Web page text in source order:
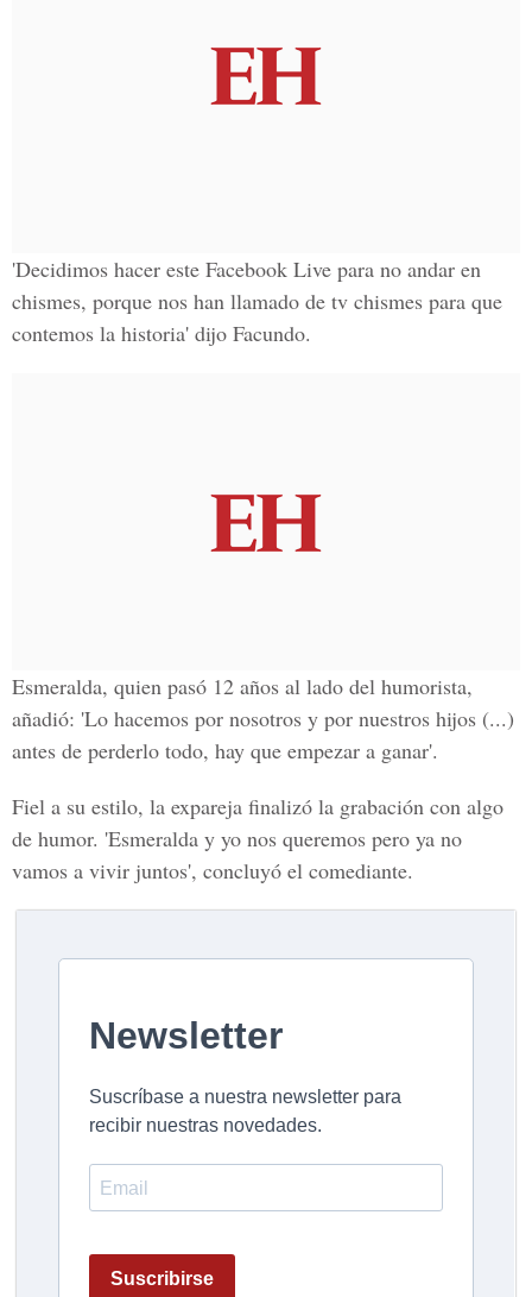
'Decidimos hacer este Facebook Live para no andar en
chismes, porque nos han llamado de tv chismes para que
contemos la historia' dijo Facundo.
Esmeralda, quien pasó 12 años al lado del humorista,
añadió: 'Lo hacemos por nosotros y por nuestros hijos (...)
antes de perderlo todo, hay que empezar a ganar'.
Fiel a su estilo, la expareja finalizó la grabación con algo
de humor. 'Esmeralda y yo nos queremos pero ya no
vamos a vivir juntos', concluyó el comediante.